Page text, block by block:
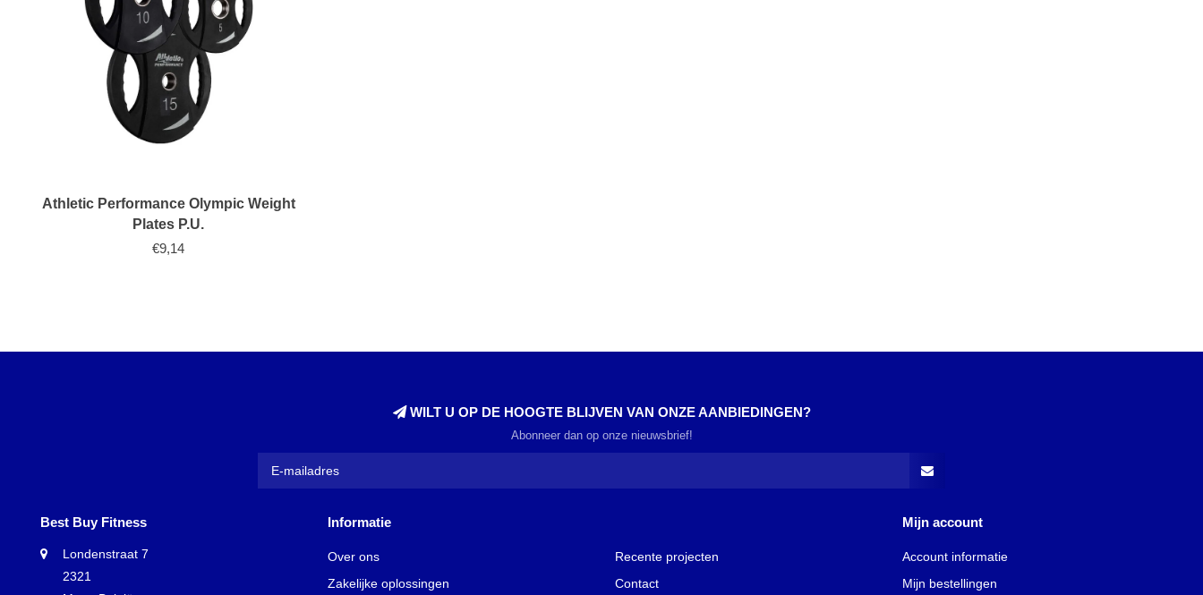
Athletic Performance Olympic Weight
Plates P.U.
€9,14
WILT U OP DE HOOGTE BLIJVEN VAN ONZE AANBIEDINGEN?
Abonneer dan op onze nieuwsbrief!
Best Buy Fitness
Londenstraat 7
2321
Informatie
Over ons
Zakelijke oplossingen
Recente projecten
Contact
Mijn account
Account informatie
Mijn bestellingen